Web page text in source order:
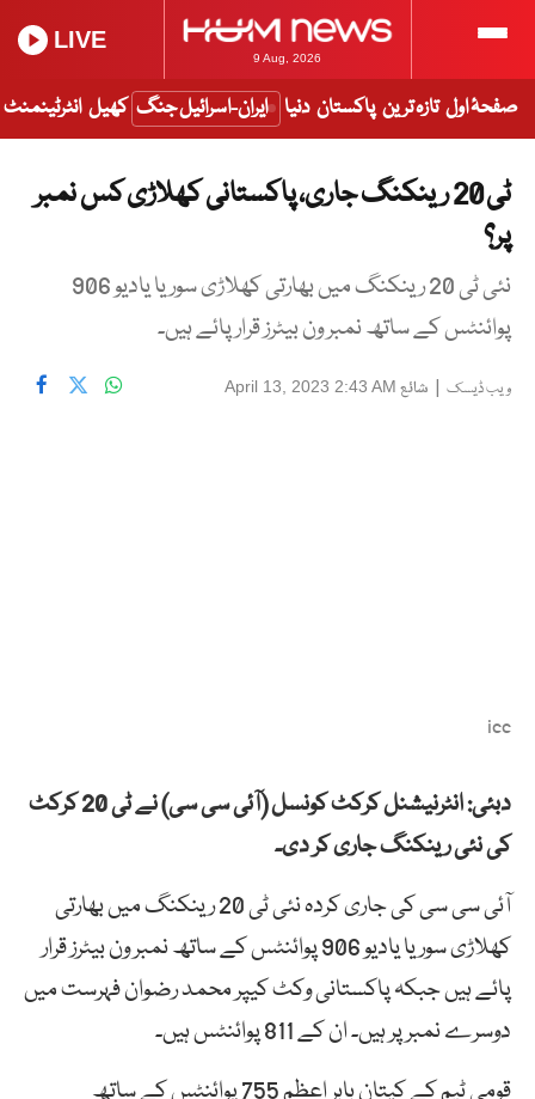
9 Aug, 2026
LIVE
صفحۂ اول تازہ ترین پاکستان دنیا ایران-اسرائیل جنگ کھیل انٹرٹینمنٹ
ٹی 20 رینکنگ جاری، پاکستانی کھلاڑی کس نمبر
پر؟
نئی ٹی 20 رینکنگ میں بھارتی کھلاڑی سوریا یادیو 906
پوائنٹس کے ساتھ نمبر ون بیٹرز قرار پائے ہیں۔
ویب ڈیسک | شائع April 13, 2023 2:43 AM
icc
دبئی: انٹرنیشنل کرکٹ کونسل (آئی سی سی) نے ٹی 20 کرکٹ
کی نئی رینکنگ جاری کر دی۔
آئی سی سی کی جاری کردہ نئی ٹی 20 رینکنگ میں بھارتی
کھلاڑی سوریا یادیو 906 پوائنٹس کے ساتھ نمبر ون بیٹرز قرار
پائے ہیں جبکہ پاکستانی وکٹ کیپر محمد رضوان فہرست میں
دوسرے نمبر پر ہیں۔ ان کے 811 پوائنٹس ہیں۔
قومی ٹیم کے کپتان بابر اعظم 755 پوائنٹس کے ساتھ